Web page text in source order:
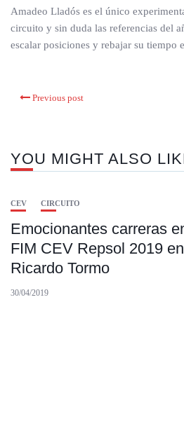
Amadeo Lladós es el único
circuito y sin duda las referencias del
escalar posiciones y rebajar su tiempo
Previous post
YOU MIGHT ALSO
CEV CIRCUITO
Emocionantes carreras
FIM CEV Repsol 2019
Ricardo Tormo
30/04/2019